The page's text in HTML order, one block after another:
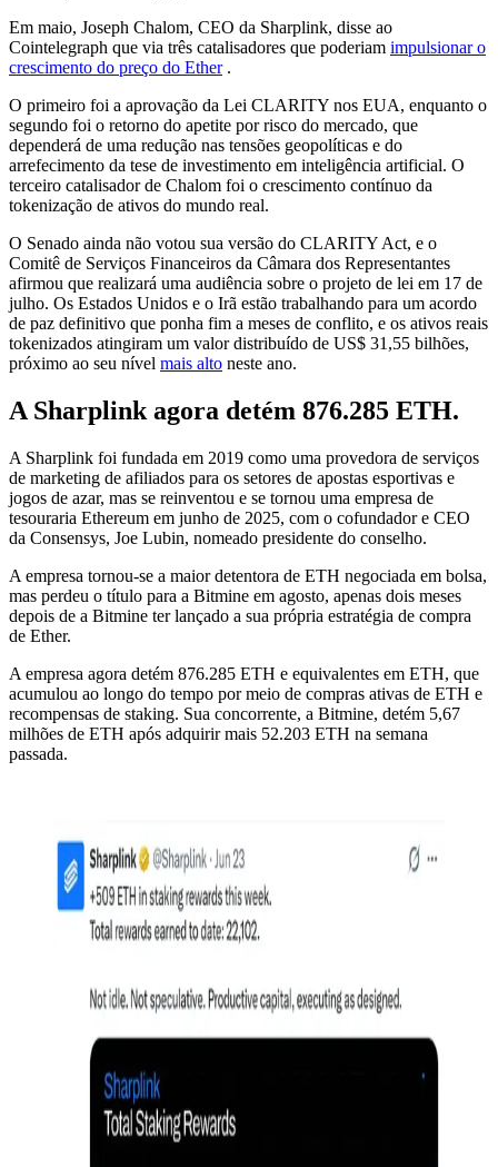
Em maio, Joseph Chalom, CEO da Sharplink, disse ao
Cointelegraph que via três catalisadores que poderiam impulsionar o
crescimento do preço do Ether.
O primeiro foi a aprovação da Lei CLARITY nos EUA, enquanto o
segundo foi o retorno do apetite por risco do mercado, que
dependerá de uma redução nas tensões geopolíticas e do
arrefecimento da tese de investimento em inteligência artificial. O
terceiro catalisador de Chalom foi o crescimento contínuo da
tokenização de ativos do mundo real.
O Senado ainda não votou sua versão do CLARITY Act, e o
Comitê de Serviços Financeiros da Câmara dos Representantes
afirmou que realizará uma audiência sobre o projeto de lei em 17 de
julho. Os Estados Unidos e o Irã estão trabalhando para um acordo
de paz definitivo que ponha fim a meses de conflito, e os ativos reais
tokenizados atingiram um valor distribuído de US$ 31,55 bilhões,
próximo ao seu nível mais alto neste ano.
A Sharplink agora detém 876.285 ETH.
A Sharplink foi fundada em 2019 como uma provedora de serviços
de marketing de afiliados para os setores de apostas esportivas e
jogos de azar, mas se reinventou e se tornou uma empresa de
tesouraria Ethereum em junho de 2025, com o cofundador e CEO
da Consensys, Joe Lubin, nomeado presidente do conselho.
A empresa tornou-se a maior detentora de ETH negociada em bolsa,
mas perdeu o título para a Bitmine em agosto, apenas dois meses
depois de a Bitmine ter lançado a sua própria estratégia de compra
de Ether.
A empresa agora detém 876.285 ETH e equivalentes em ETH, que
acumulou ao longo do tempo por meio de compras ativas de ETH e
recompensas de staking. Sua concorrente, a Bitmine, detém 5,67
milhões de ETH após adquirir mais 52.203 ETH na semana
passada.